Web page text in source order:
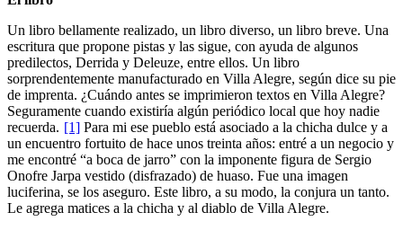
Un libro bellamente realizado, un libro diverso, un libro breve. Una
escritura que propone pistas y las sigue, con ayuda de algunos
predilectos, Derrida y Deleuze, entre ellos. Un libro
sorprendentemente manufacturado en Villa Alegre, según dice su pie
de imprenta. ¿Cuándo antes se imprimieron textos en Villa Alegre?
Seguramente cuando existiría algún periódico local que hoy nadie
recuerda. [1] Para mi ese pueblo está asociado a la chicha dulce y a
un encuentro fortuito de hace unos treinta años: entré a un negocio y
me encontré “a boca de jarro” con la imponente figura de Sergio
Onofre Jarpa vestido (disfrazado) de huaso. Fue una imagen
luciferina, se los aseguro. Este libro, a su modo, la conjura un tanto.
Le agrega matices a la chicha y al diablo de Villa Alegre.